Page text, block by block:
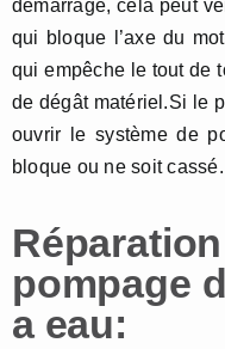
démarrage, cela peut
qui bloque l’axe du
qui empêche le tout de
de dégât matériel.Si le
ouvrir le système de
bloque ou ne soit cassé.
pompage
a eau: